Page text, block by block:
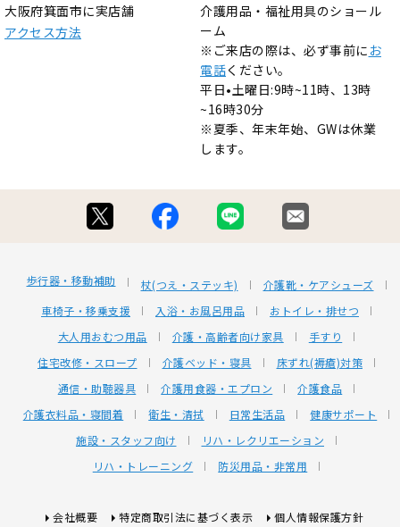
大阪府箕面市に実店舗
アクセス方法
介護用品・福祉用具のショール
ーム
※ご来店の際は、必ず事前に お
電話ください。
平日•土曜日:9時~11時、13時
~16時30分
※夏季、年末年始、GWは休業
します。
歩行器・移動補助 杖(つえ・ステッキ)
介護靴・ケアシューズ
車椅子・移乗支援
入浴・お風呂用品
おトイレ・排せつ
大人用おむつ用品
介護・高齢者向け家具
手すり
住宅改修・スロープ
介護ベッド・寝具
床ずれ(褥瘡)対策
通信・助聴器具
介護用食器・エプロン
介護食品
介護衣料品・寝間着
衛生・清拭 日常生活品
健康サポート
施設・スタッフ向け
リハ・レクリエーション
リハ・トレーニング
防災用品・非常用
会社概要 特定商取引法に基づく表示 個人情報保護方針